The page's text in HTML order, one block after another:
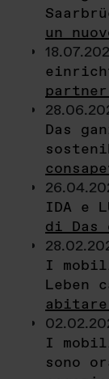
un
Das
IDA e
di Das
I
Leben
abitare
I
sono